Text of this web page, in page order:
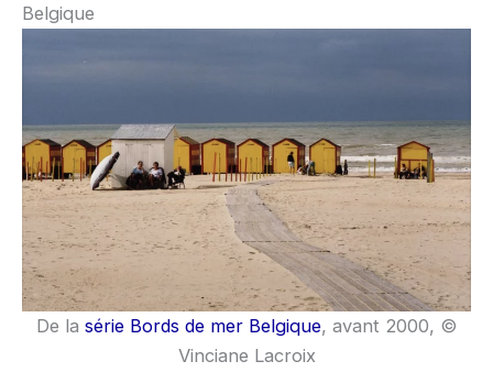
Belgique
De la série Bords de mer Belgique, avant 2000, ©
Vinciane Lacroix